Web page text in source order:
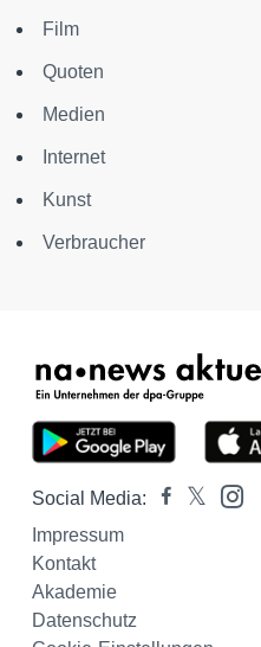
Film
Quoten
Medien
Internet
Kunst
Verbraucher
Social Media:
Impressum
Kontakt
Akademie
Datenschutz